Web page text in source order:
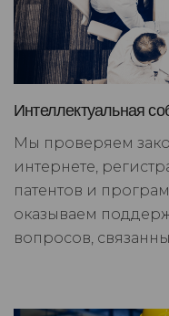
Интеллектуальная
Мы проверяем
интернете,
патентов и
оказываем
вопросов,